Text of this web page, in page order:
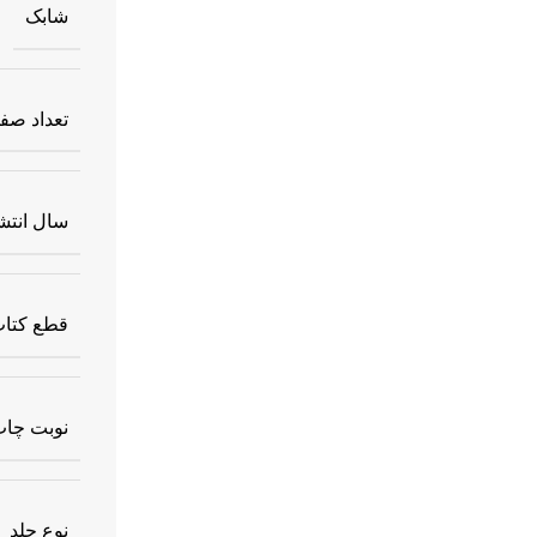
شابک
تعداد
سال
قطع
نوبت
نوع جلد